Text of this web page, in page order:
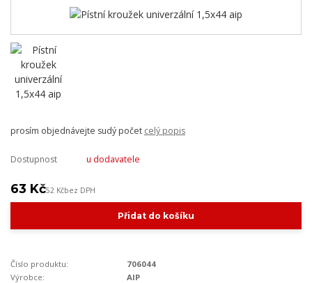
prosím objednávejte sudý počet celý popis
Dostupnost u dodavatele
63 Kč52 Kčbez DPH
Přidat do košíku
Číslo produktu:
706044
Výrobce:
AIP